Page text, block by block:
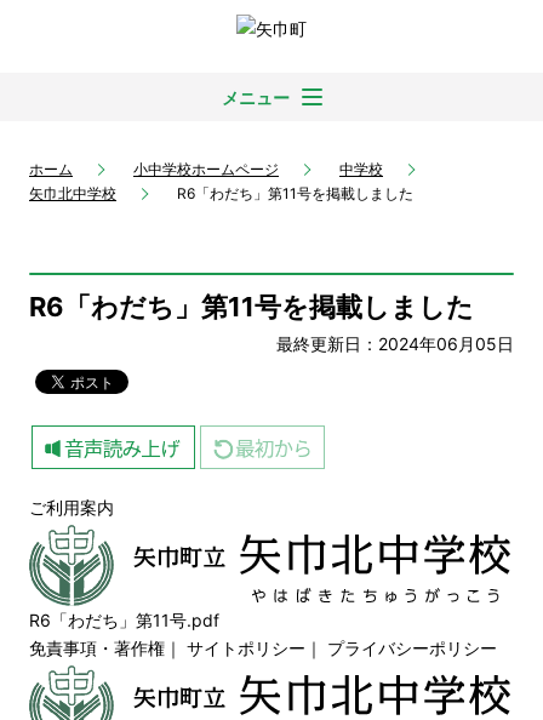
メニュー
ホーム 小中学校ホームページ
中学校
矢巾北中学校
R6「わだち」第11号を掲載しました
R6「わだち」第11号を掲載しました
最終更新日：2024年06月05日
ご利用案内
R6「わだち」第11号.pdf
免責事項・著作権 ｜ サイトポリシー ｜ プライバシーポリシー